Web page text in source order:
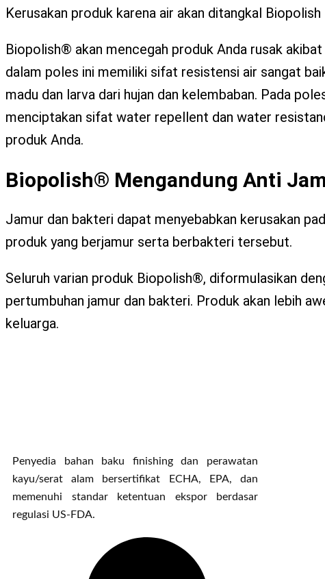
Kerusakan produk karena air akan ditangkal Biopolish
Biopolish® akan mencegah produk Anda rusak
dalam poles ini memiliki sifat resistensi air sangat
madu dan larva dari hujan dan kelembaban. Pada
menciptakan sifat water repellent dan water
produk Anda.
Biopolish® Mengandung Anti
Jamur dan bakteri dapat menyebabkan kerusakan
produk yang berjamur serta berbakteri tersebut.
Seluruh varian produk Biopolish®, diformulasikan
pertumbuhan jamur dan bakteri. Produk akan lebih
keluarga.
Penyedia bahan baku finishing dan perawatan
kayu/serat alam bersertifikat ECHA, EPA, dan
memenuhi standar ketentuan ekspor berdasar
regulasi US-FDA.